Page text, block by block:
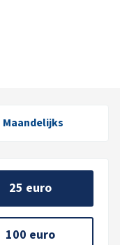
Maandelijks
25 euro
100 euro